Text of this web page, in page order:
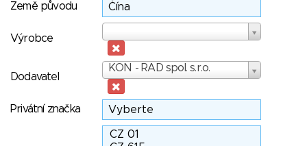
Země původu
Výrobce
Dodavatel
KON - RAD spol. s.r.o.
Dodavatel
Privátní značka